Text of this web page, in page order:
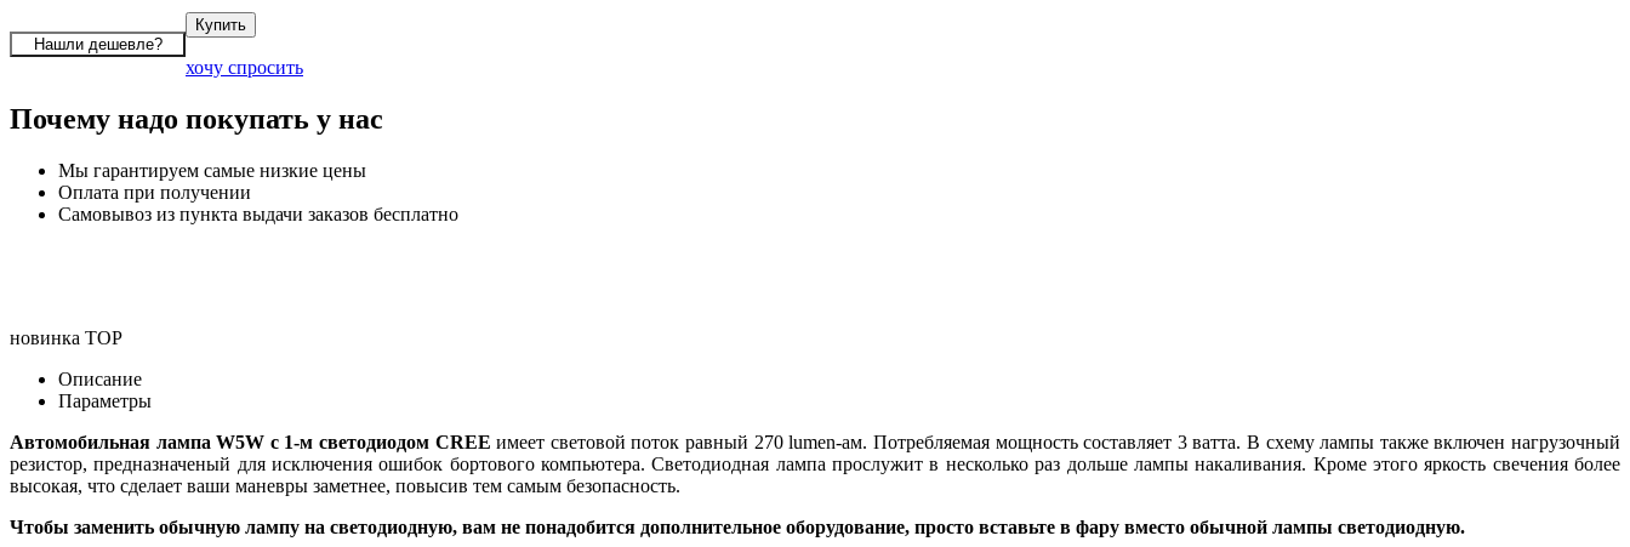
хочу спросить
Почему надо покупать у нас
Мы гарантируем самые низкие цены
Оплата при получении
Самовывоз из пункта выдачи заказов бесплатно
новинка TOP
Описание
Параметры
Автомобильная лампа W5W с 1-м светодиодом CREEимеет световой поток равный 270 lumen-ам. Потребляемая мощность составляет 3 ватта. В схему лампы также включен нагрузочный
резистор, предназначеный для исключения ошибок бортового компьютера. Светодиодная лампа прослужит в несколько раз дольше лампы накаливания. Кроме этого яркость свечения более
высокая, что сделает ваши маневры заметнее, повысив тем самым безопасность.
Чтобы заменить обычную лампу на светодиодную, вам не понадобится дополнительное оборудование, просто вставьте в фару вместо обычной лампы светодиодную.